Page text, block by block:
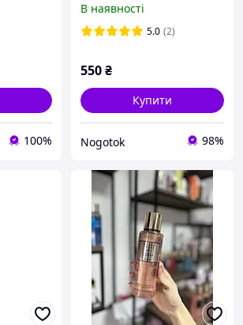
100%
Shimmer, 250 ml
В наявності
5.0 (2)
550₴
Купити
Nogotok 98%